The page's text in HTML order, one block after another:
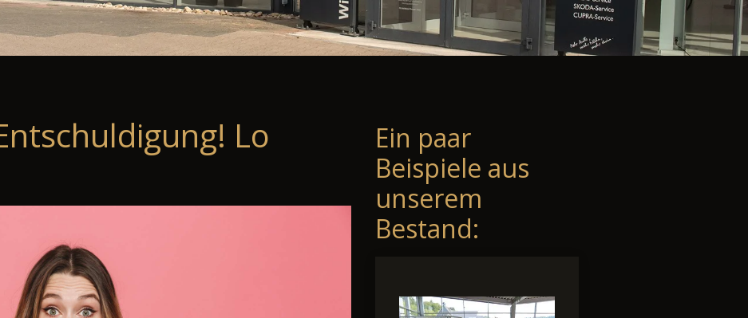
Lo
Ein paar
Beispiele aus
unserem
Bestand: